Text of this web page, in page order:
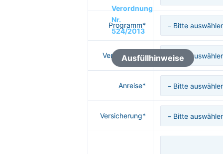
Programm*
Verpflegung*
Anreise*
Versicherung*
Verordnung
Nr.
524/2013
Ausfüllhinweise